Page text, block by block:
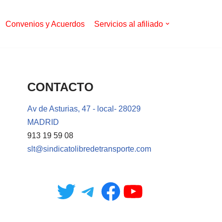
Convenios y Acuerdos Servicios al afiliado
CONTACTO
Av de Asturias, 47 - local- 28029
MADRID
913 19 59 08
slt@sindicatolibredetransporte.com